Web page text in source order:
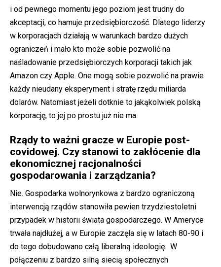
i od pewnego momentu jego poziom jest trudny do
akceptacji, co hamuje przedsiębiorczość. Dlatego liderzy
w korporacjach działają w warunkach bardzo dużych
ograniczeń i mało kto może sobie pozwolić na
naśladowanie przedsiębiorczych korporacji takich jak
Amazon czy Apple. One mogą sobie pozwolić na prawie
każdy nieudany eksperyment i stratę rzędu miliarda
dolarów. Natomiast jeżeli dotknie to jakąkolwiek polską
korporację, to jej po prostu już nie ma.
Rządy to ważni gracze w Europie post-
covidowej. Czy stanowi to zakłócenie dla
ekonomicznej racjonalności
gospodarowania i zarządzania?
Nie. Gospodarka wolnorynkowa z bardzo ograniczoną
interwencją rządów stanowiła pewien trzydziestoletni
przypadek w historii świata gospodarczego. W Ameryce
trwała najdłużej, a w Europie zaczęła się w latach 80-90 i
do tego dobudowano całą liberalną ideologię. W
połączeniu z bardzo silną siecią społecznych